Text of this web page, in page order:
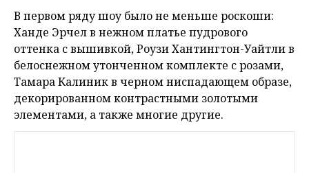
В первом ряду шоу было не меньше роскоши:
Ханде Эрчел в нежном платье пудрового
оттенка с вышивкой, Роузи Хантингтон-Уайтли в
белоснежном утонченном комплекте с розами,
Тамара Калиник в черном ниспадающем образе,
декорированном контрастными золотыми
элементами, а также многие другие.